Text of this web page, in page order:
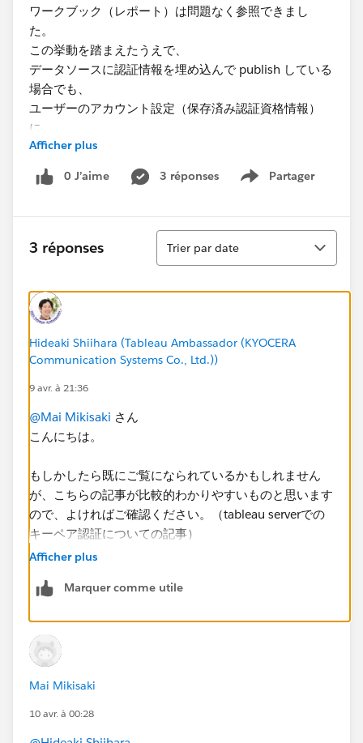
ワークブック（レポート）は問題なく参照できまし
た。
この挙動を踏まえたうえで、
データソースに認証情報を埋め込んで publish している
場合でも、
ユーザーのアカウント設定（保存済み認証資格情報）
に
Snowflakeのキーペアを登録する必要はありますか？
以下ドキュメントを見る限り、保存済み認証資格情報に
です。
https://help.tableau.com/current/server/ja-
補足（背景・前提）
・開発者がTableau Desktopを使ってレポート開発・
・ワークブックとデータソースは 1 : 1 の構成です
・Snowflake側のユーザーは1つのサービスユーザーの
・秘密鍵（キーペア）は開発者の個々人のユーザーでは
なく、管理者が管理したいと考えています
もし”保存済み認証資格情報への登録が必要”という場合
には、
理、Snowflakeユーザーは1つ）において一般的にどの
いです。
Afficher plus
0 J’aime 3 réponses Partager
Show menu
3 réponses
Tri
Trier par date
Hideaki Shiihara (Tableau Ambassador (KYOCERA
Communication Systems Co., Ltd.))
9 avr. à 21:36
@Mai Mikisaki さん
こんにちは。
もしかしたら既にご覧になられているかもしれません
が、こちらの記事が比較的わかりやすいものと思います
ので、よければご確認ください。（tableau serverでの
キーペア認証についての記事）
snowflake-keypairoauth/
Afficher plus
Marquer comme utile
Mai Mikisaki
10 avr. à 00:28